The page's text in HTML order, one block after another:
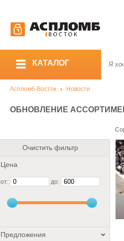
КАТАЛОГ
Аспломб-Восток Новости
ОБНОВЛЕНИЕ
Очистить фильтр
Цена
от: до:
Предложения